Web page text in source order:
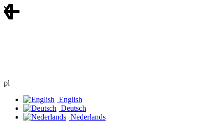
pl
English
Deutsch
Nederlands